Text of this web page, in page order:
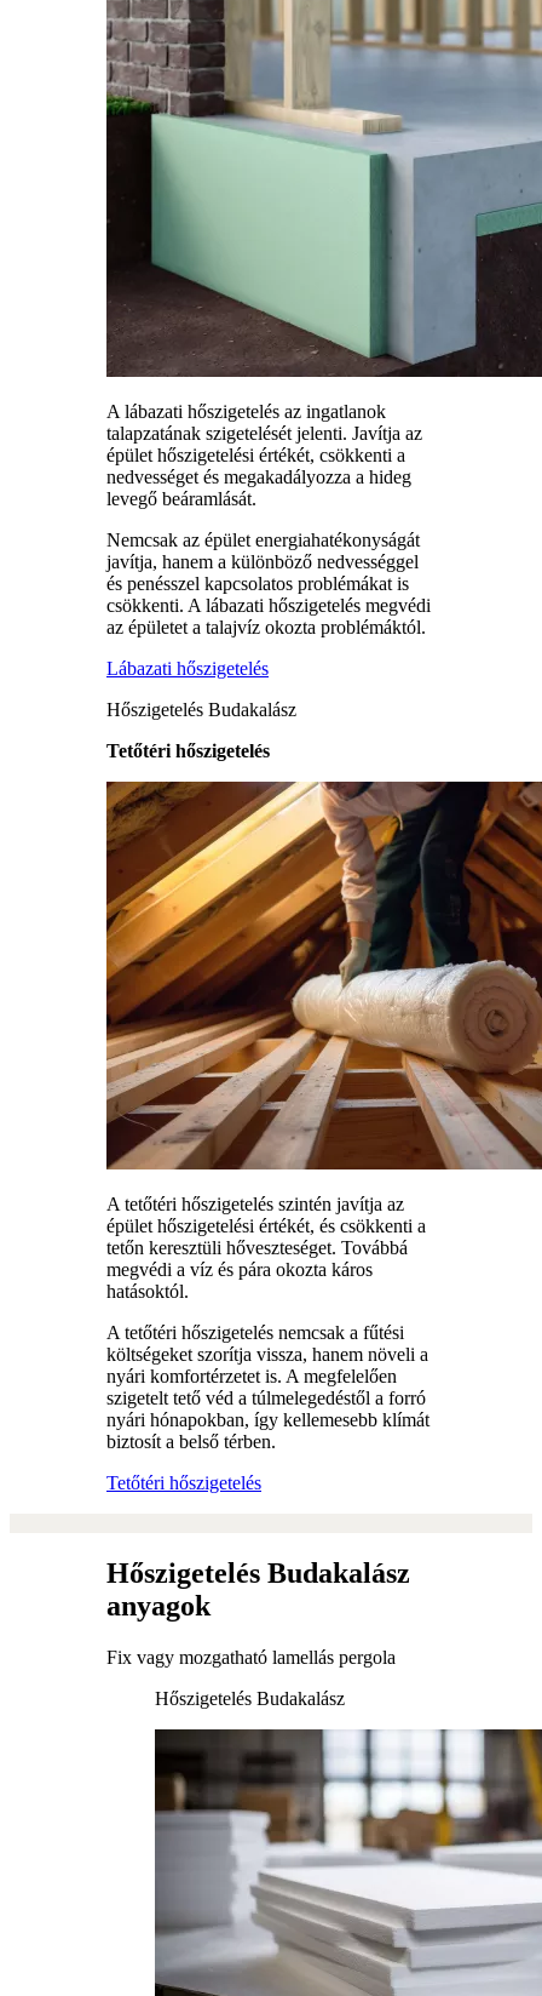
A lábazati hőszigetelés az ingatlanok
talapzatának szigetelését jelenti. Javítja az
épület hőszigetelési értékét, csökkenti a
nedvességet és megakadályozza a hideg
levegő beáramlását.
Nemcsak az épület energiahatékonyságát
javítja, hanem a különböző nedvességgel
és penésszel kapcsolatos problémákat is
csökkenti. A lábazati hőszigetelés megvédi
az épületet a talajvíz okozta problémáktól.
Lábazati hőszigetelés
Hőszigetelés Budakalász
Tetőtéri hőszigetelés
A tetőtéri hőszigetelés szintén javítja az
épület hőszigetelési értékét, és csökkenti a
tetőn keresztüli hőveszteséget. Továbbá
megvédi a víz és pára okozta káros
hatásoktól.
A tetőtéri hőszigetelés nemcsak a fűtési
költségeket szorítja vissza, hanem növeli a
nyári komfortérzetet is. A megfelelően
szigetelt tető véd a túlmelegedéstől a forró
nyári hónapokban, így kellemesebb klímát
biztosít a belső térben.
Tetőtéri hőszigetelés
Hőszigetelés Budakalász
anyagok
Fix vagy mozgatható lamellás pergola
Hőszigetelés Budakalász